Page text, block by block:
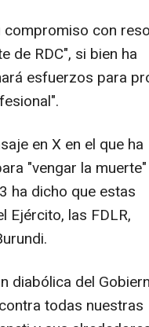
compromiso con
de RDC", si bien ha
esfuerzos para
en X en el que ha
"vengar la
ha dicho que estas
Ejército, las FDLR,
diabólica del
todas nuestras